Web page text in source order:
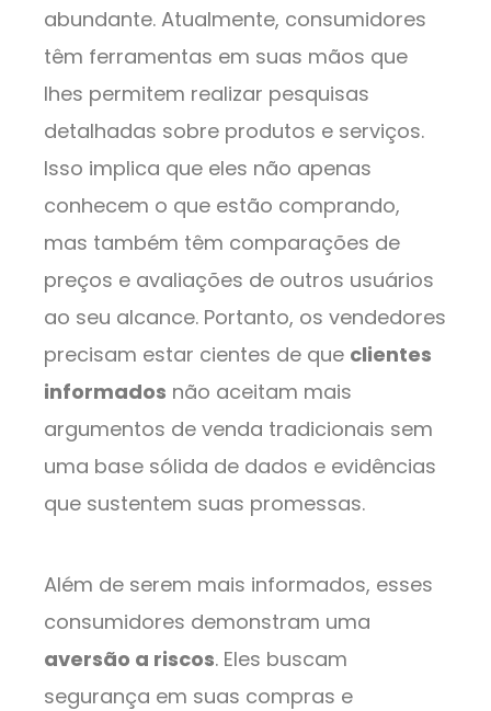
abundante. Atualmente, consumidores
têm ferramentas em suas mãos que
lhes permitem realizar pesquisas
detalhadas sobre produtos e serviços.
Isso implica que eles não apenas
conhecem o que estão comprando,
mas também têm comparações de
preços e avaliações de outros usuários
ao seu alcance. Portanto, os vendedores
precisam estar cientes de que clientes
informados não aceitam mais
argumentos de venda tradicionais sem
uma base sólida de dados e evidências
que sustentem suas promessas.
Além de serem mais informados, esses
consumidores demonstram uma
aversão a riscos. Eles buscam
segurança em suas compras e